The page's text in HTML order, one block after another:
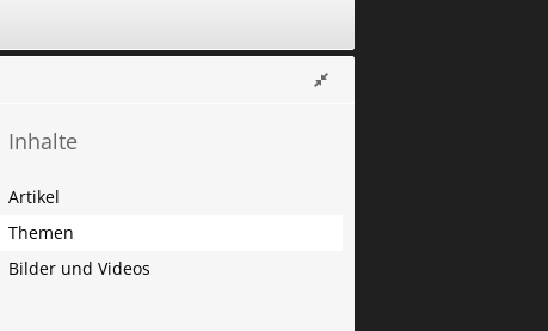
Inhalte
Artikel
Themen
Bilder und Videos